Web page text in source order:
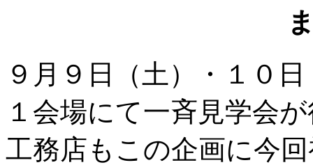
９月９日（土）・１０
１会場にて一斉見学会
工務店もこの企画に今